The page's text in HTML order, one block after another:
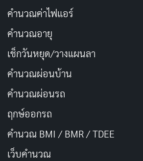
ยัดเยียดความดราม่าจนเกินพอดี ใครช
แบบค่อยเป็นค่อยไป ผสมด้วยความแฟ
หลงรักความดีงามของการเล่าเรื่องในส
โดยสรุปแล้วWelcome to Japan, Ms.
2025 ที่เล่าเรื่องสบายๆ ผสมความฟุ้ง
เหมาะกับผู้ที่อยากพักสมองหรือต้องกา
กับการใช้ชีวิตร่วมกันระหว่างมนุษย์โลก
แฟนตาซี จุดแข็งอยู่ที่เคมีของตัวละคร
ฉากระหว่าง “โลกจริง” กับ “โลกฝัน”
คำนวณค่าไฟแอร์
คำนวณอายุ
เช็กวันหยุด/วางแผนลา
คำนวณผ่อนบ้าน
คำนวณผ่อนรถ
ฤกษ์ออกรถ
คำนวณ BMI / BMR / TDEE
เว็บคํานวณ